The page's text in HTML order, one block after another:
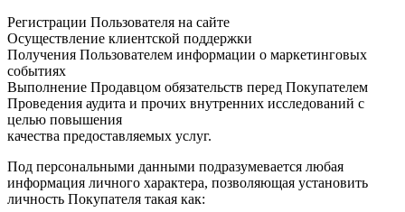
Регистрации Пользователя на сайте
Осуществление клиентской поддержки
Получения Пользователем информации о маркетинговых
событиях
Выполнение Продавцом обязательств перед Покупателем
Проведения аудита и прочих внутренних исследований с
целью повышения
качества предоставляемых услуг.
Под персональными данными подразумевается любая
информация личного характера, позволяющая установить
личность Покупателя такая как: